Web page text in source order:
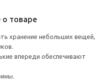
товаре
хранение небольших вещей,
впереди обеспечивают